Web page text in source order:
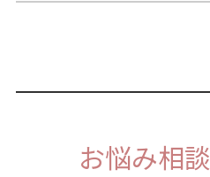
お悩み相談